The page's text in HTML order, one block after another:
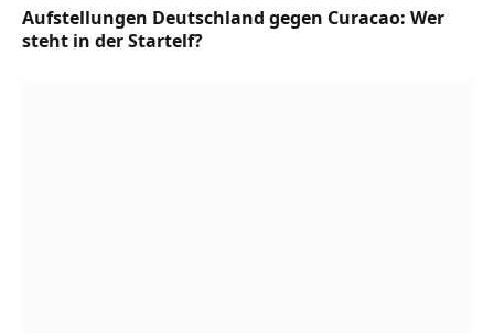
Aufstellungen Deutschland gegen Curacao: Wer
steht in der Startelf?